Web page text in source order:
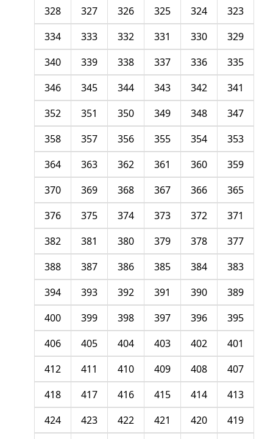
323
324
325
326
327
328
329
330
331
332
333
334
335
336
337
338
339
340
341
342
343
344
345
346
347
348
349
350
351
352
353
354
355
356
357
358
359
360
361
362
363
364
365
366
367
368
369
370
371
372
373
374
375
376
377
378
379
380
381
382
383
384
385
386
387
388
389
390
391
392
393
394
395
396
397
398
399
400
401
402
403
404
405
406
407
408
409
410
411
412
413
414
415
416
417
418
419
420
421
422
423
424